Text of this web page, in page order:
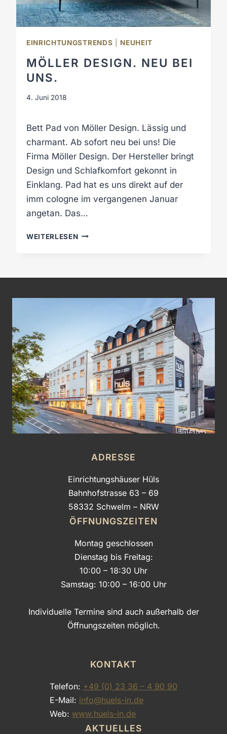
U
A
I
Ä
P
R
N
Z
I
P
“
EINRICHTUNGSTRENDS NEUHEIT
MÖLLER DESIGN. NEU BEI
UNS.
4. Juni 2018
Bett Pad von Möller Design. Lässig und
charmant. Ab sofort neu bei uns! Die
Firma Möller Design. Der Hersteller bringt
Design und Schlafkomfort gekonnt in
Einklang. Pad hat es uns direkt auf der
imm cologne im vergangenen Januar
angetan. Das…
WEITERLESENM
G
N
.
E
U
B
E
S
.
ADRESSE
Einrichtungshäuser Hüls
Bahnhofstrasse 63 – 69
58332 Schwelm – NRW
ÖFFNUNGSZEITEN
Montag geschlossen
Dienstag bis Freitag:
10:00 – 18:30 Uhr
Samstag: 10:00 – 16:00 Uhr
Individuelle Termine sind auch außerhalb der
Öffnungszeiten möglich.
KONTAKT
Telefon: +49 (0) 23 36 – 4 90 90
E-Mail: info@huels-in.de
Web: www.huels-in.de
AKTUELLES